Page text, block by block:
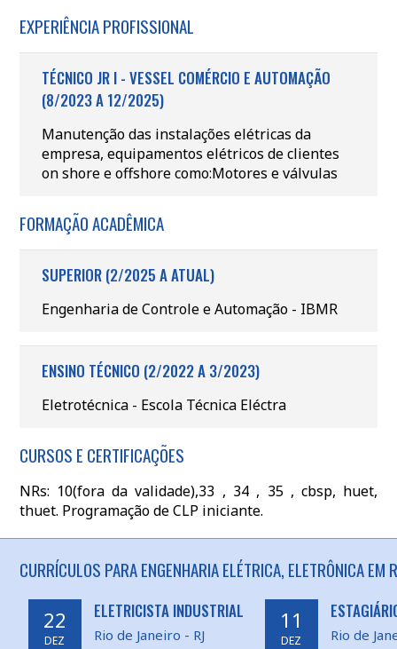
EXPERIÊNCIA PROFISSIONAL
TÉCNICO JR I - VESSEL COMÉRCIO E AUTOMAÇÃO
(8/2023 A 12/2025)
Manutenção das instalações elétricas da
empresa, equipamentos elétricos de clientes
on shore e offshore como:Motores e válvulas
FORMAÇÃO ACADÊMICA
SUPERIOR (2/2025 A ATUAL)
Engenharia de Controle e Automação - IBMR
ENSINO TÉCNICO (2/2022 A 3/2023)
Eletrotécnica - Escola Técnica Eléctra
CURSOS E CERTIFICAÇÕES
NRs: 10(fora da validade),33 , 34 , 35 , cbsp, huet,
thuet. Programação de CLP iniciante.
CURRÍCULOS PARA ENGENHARIA ELÉTRICA, ELETRÔNICA EM
22
DEZ
ELETRICISTA INDUSTRIAL
Rio de Janeiro - RJ
11
DEZ Rio de